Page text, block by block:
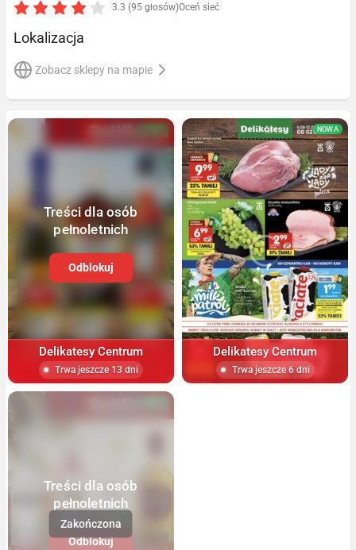
3.3 (95 głosów)Oceń sieć
Lokalizacja
Zobacz sklepy na mapie
Treści dla osób
pełnoletnich
Odblokuj
Delikatesy Centrum
Trwa jeszcze 13 dni
NOWA
Delikatesy Centrum
Trwa jeszcze 6 dni
Treści dla osób
pełnoletnich
Odblokuj